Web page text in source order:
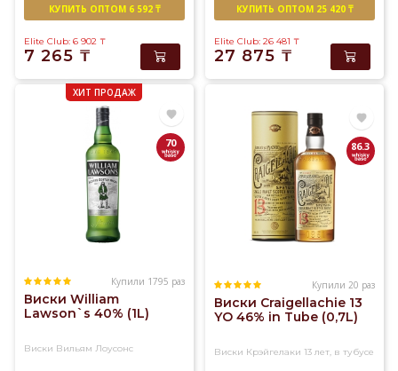
КУПИТЬ ОПТОМ 6 592 ₸
Elite Club: 6 902 ₸
7 265 ₸
КУПИТЬ ОПТОМ 25 420 ₸
Elite Club: 26 481 ₸
27 875 ₸
ХИТ ПРОДАЖ
70
Купили 1795 раз
Виски William
Lawson`s 40% (1L)
Виски Вильям Лоусонс
86.3
Купили 20 раз
Виски Craigellachie 13
YO 46% in Tube (0,7L)
Виски Крэйгелаки 13 лет, в тубусе